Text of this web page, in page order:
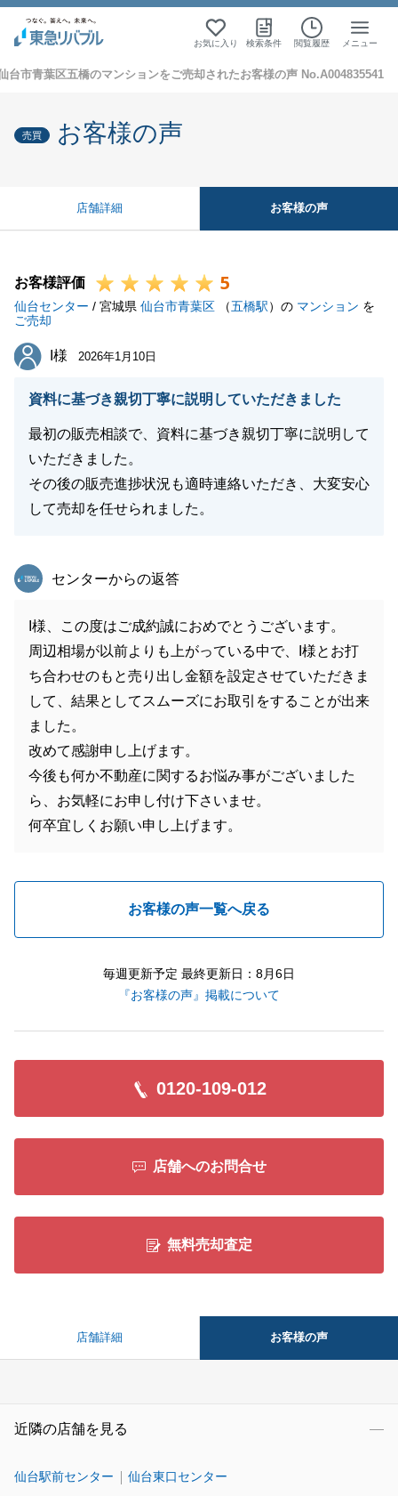
お気に入り 検索条件 閲覧履歴 メニュー
台市青葉区五橋のマンションをご売却されたお客様の声 No.A004835541
売買 お客様の声
店舗詳細 お客様の声
お客様評価 5
仙台センター / 宮城県 仙台市青葉区 （五橋駅）の マンション を
ご売却
I様
I様 2026年1月10日
資料に基づき親切丁寧に説明していただきました
最初の販売相談で、資料に基づき親切丁寧に説明して
いただきました。
その後の販売進捗状況も適時連絡いただき、大変安心
して売却を任せられました。
東急リバブル
センターからの返答
I様、この度はご成約誠におめでとうございます。
周辺相場が以前よりも上がっている中で、I様とお打
ち合わせのもと売り出し金額を設定させていただきま
して、結果としてスムーズにお取引をすることが出来
ました。
改めて感謝申し上げます。
今後も何か不動産に関するお悩み事がございました
ら、お気軽にお申し付け下さいませ。
何卒宜しくお願い申し上げます。
お客様の声一覧へ戻る
毎週更新予定 最終更新日：8月6日
『お客様の声』掲載について
0120-109-012
店舗へのお問合せ
無料売却査定
店舗詳細 お客様の声
近隣の店舗を見る
仙台駅前センター 仙台東口センター